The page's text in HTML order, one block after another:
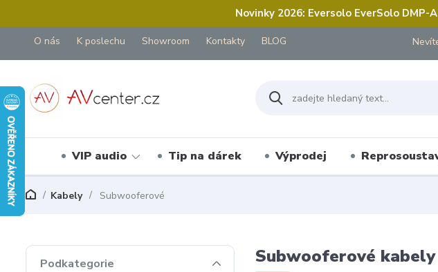
Novinky 2026: Eversolo EverSolo
O nás K poslechu Showroom Kontakty BLOG
VIP audio Tip na dárek Výprodej
Kabely Subwooferové
Subwooferové kabely
Podkategorie